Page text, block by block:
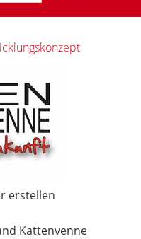
erstellen
Kattenvenne